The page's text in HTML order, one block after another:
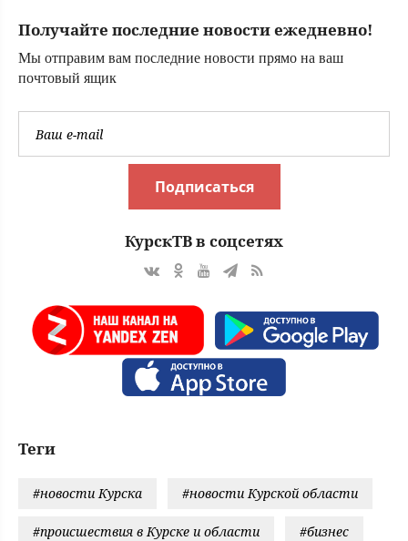
Получайте последние новости ежедневно!
Мы отправим вам последние новости прямо на ваш
почтовый ящик
Подписаться
КурскТВ в соцсетях
Теги
#новости Курска #новости Курской области
#происшествия в Курске и области #бизнес